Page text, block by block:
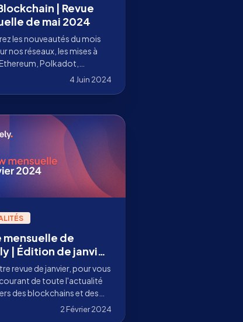
| Revue
de mai 2024
les nouveautés du mois
nos réseaux, les mises à
Polkadot,
et plus encore. Restez à la
4 Juin 2024
mensuelle de
| Édition de janvier
revue de janvier, pour vous
de toute l'actualité
des blockchains et des
où nous sommes2 Février 2024